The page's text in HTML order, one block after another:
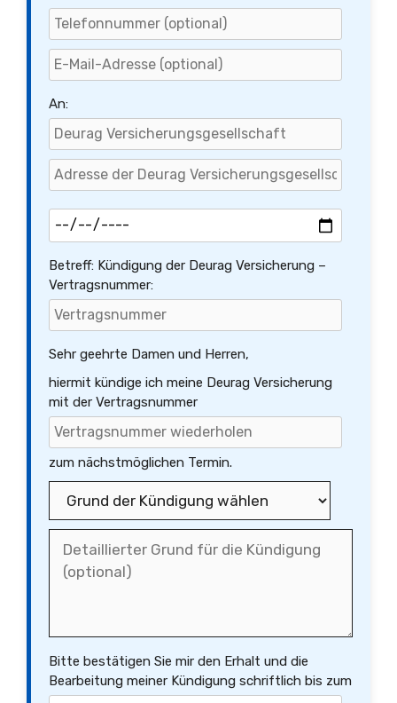
An:
Betreff: Kündigung der Deurag Versicherung –
Vertragsnummer:
Sehr geehrte Damen und Herren,
hiermit kündige ich meine Deurag Versicherung
mit der Vertragsnummer
zum nächstmöglichen Termin.
Bitte bestätigen Sie mir den Erhalt und die
Bearbeitung meiner Kündigung schriftlich bis zum